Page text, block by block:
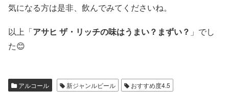
気になる方は是非、飲んでみてくださいね。
以上「アサヒ ザ・リッチの味はうまい？まずい？ 」でし
た😊
アルコール 新ジャンルビール おすすめ度4.5